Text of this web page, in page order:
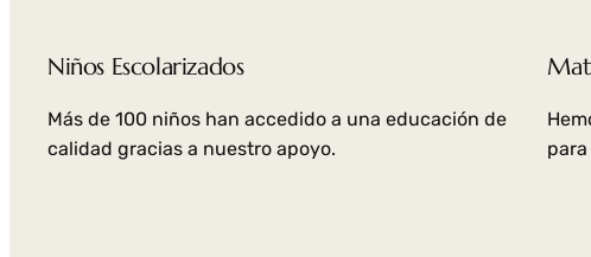
Niños Escolarizados
Más de 100 niños han accedido a una educación de
calidad gracias a nuestro apoyo.